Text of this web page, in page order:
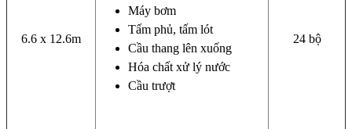
6.6 x 12.6m
Máy bơm
Tấm phủ, tấm lót
Cầu thang lên xuống
Hóa chất xử lý nước
Cầu trượt
24 bộ